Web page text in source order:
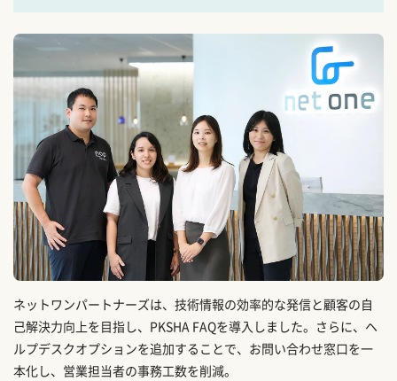
ネットワンパートナーズは、技術情報の効率的な発信と顧客の自
己解決力向上を目指し、PKSHA FAQを導入しました。さらに、ヘ
ルプデスクオプションを追加することで、お問い合わせ窓口を一
本化し、営業担当者の事務工数を削減。